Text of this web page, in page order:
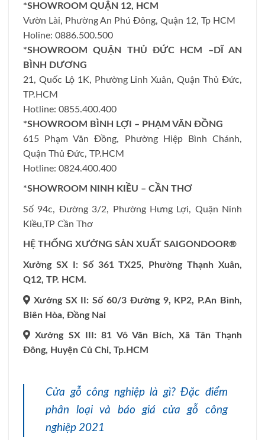
*SHOWROOM QUẬN 12, HCM
Vườn Lài, Phường An Phú Đông, Quận 12, Tp HCM
Holine: 0886.500.500
*SHOWROOM QUẬN THỦ ĐỨC HCM –DĨ AN
BÌNH DƯƠNG
21, Quốc Lộ 1K, Phường Linh Xuân, Quận Thủ Đức,
TP.HCM
Hotline: 0855.400.400
*SHOWROOM BÌNH LỢI – PHẠM VĂN ĐỒNG
615 Phạm Văn Đồng, Phường Hiệp Bình Chánh,
Quận Thủ Đức, TP.HCM
Hotline: 0824.400.400
*SHOWROOM NINH KIỀU – CẦN THƠ
Số 94c, Đường 3/2, Phường Hưng Lợi, Quận Ninh
Kiều,TP Cần Thơ
HỆ THỐNG XƯỞNG SẢN XUẤT SAIGONDOOR®
Xưởng SX I: Số 361 TX25, Phường Thạnh Xuân,
Q12, TP. HCM.
Xưởng SX II: Số 60/3 Đường 9, KP2, P.An Bình,
Biên Hòa, Đồng Nai
Xưởng SX III: 81 Võ Văn Bích, Xã Tân Thạnh
Đông, Huyện Củ Chi, Tp.HCM
Cửa gỗ công nghiệp là gì? Đặc điểm
phân loại và báo giá cửa gỗ công
nghiệp 2021